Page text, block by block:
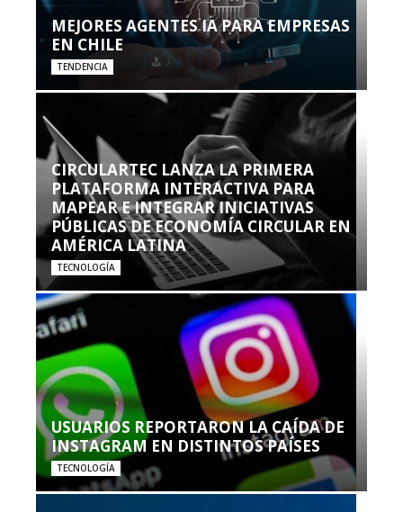
MEJORES AGENTES IA PARA EMPRESAS
EN CHILE
TENDENCIA
CIRCULARTEC LANZA LA PRIMERA
PLATAFORMA INTERACTIVA PARA
MAPEAR E INTEGRAR INICIATIVAS
PÚBLICAS DE ECONOMÍA CIRCULAR EN
AMÉRICA LATINA
TECNOLOGÍA
USUARIOS REPORTARON LA CAÍDA DE
INSTAGRAM EN DISTINTOS PAÍSES
TECNOLOGÍA